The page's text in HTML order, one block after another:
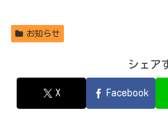
お知らせ
シェア
X Facebook